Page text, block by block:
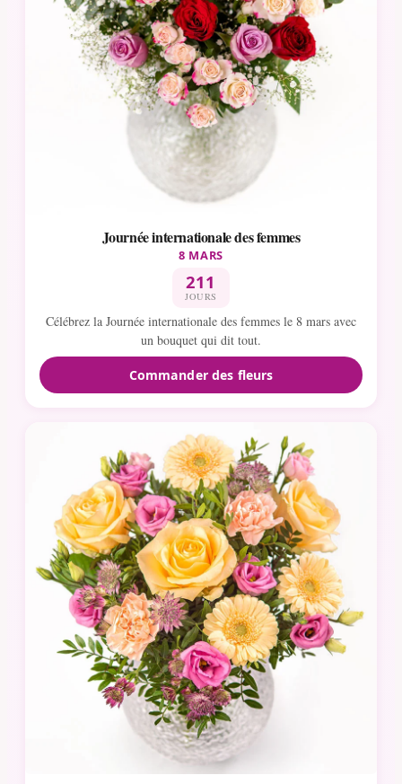
Journée internationale des femmes
8 MARS
211
JOURS
Célébrez la Journée internationale des femmes le 8 mars avec
un bouquet qui dit tout.
Commander des fleurs